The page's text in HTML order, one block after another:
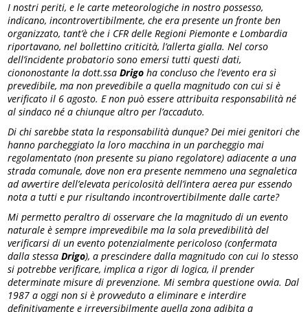
I nostri periti, e le carte meteorologiche in nostro possesso,
indicano, incontrovertibilmente, che era presente un fronte ben
organizzato, tant’è che i CFR delle Regioni Piemonte e Lombardia
riportavano, nel bollettino criticità, l’allerta gialla. Nel corso
dell’incidente probatorio sono emersi tutti questi dati,
ciononostante la dott.ssaDrigo ha concluso che l’evento era sì
prevedibile, ma non prevedibile a quella magnitudo con cui si è
verificato il 6 agosto. E non può essere attribuita responsabilità né
al sindaco né a chiunque altro per l’accaduto.
Di chi sarebbe stata la responsabilità dunque? Dei miei genitori che
hanno parcheggiato la loro macchina in un parcheggio mai
regolamentato (non presente su piano regolatore) adiacente a una
strada comunale, dove non era presente nemmeno una segnaletica
ad avvertire dell’elevata pericolosità dell’intera aerea pur essendo
nota a tutti e pur risultando incontrovertibilmente dalle carte?
Mi permetto peraltro di osservare che la magnitudo di un evento
naturale è sempre imprevedibile ma la sola prevedibilità del
verificarsi di un evento potenzialmente pericoloso (confermata
dalla stessaDrigo), a prescindere dalla magnitudo con cui lo stesso
si potrebbe verificare, implica a rigor di logica, il prender
determinate misure di prevenzione. Mi sembra questione ovvia. Dal
1987 a oggi non si è provveduto a eliminare e interdire
definitivamente e irreversibilmente quella zona adibita a